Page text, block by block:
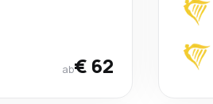
ab€ 62